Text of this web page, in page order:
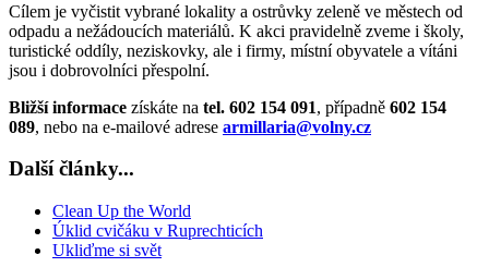
Cílem je vyčistit vybrané lokality a ostrůvky zeleně ve městech od
odpadu a nežádoucích materiálů. K akci pravidelně zveme i školy,
turistické oddíly, neziskovky, ale i firmy, místní obyvatele a vítáni
jsou i dobrovolníci přespolní.
Bližší informace získáte na tel. 602 154 091, případně 602 154
089, nebo na e-mailové adrese armillaria@volny.cz
Další články...
Clean Up the World
Úklid cvičáku v Ruprechticích
Ukliďme si svět